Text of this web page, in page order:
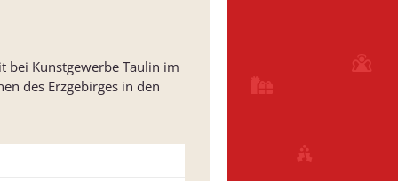
bei Kunstgewerbe Taulin im
des Erzgebirges in den